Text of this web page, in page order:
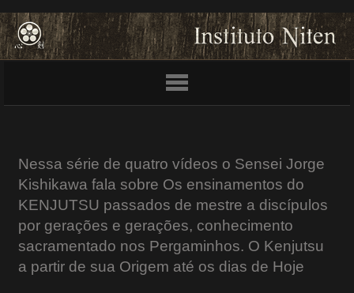
Nessa série de quatro vídeos o Sensei Jorge
Kishikawa fala sobre Os ensinamentos do
KENJUTSU passados de mestre a discípulos
por gerações e gerações, conhecimento
sacramentado nos Pergaminhos. O Kenjutsu
a partir de sua Origem até os dias de Hoje